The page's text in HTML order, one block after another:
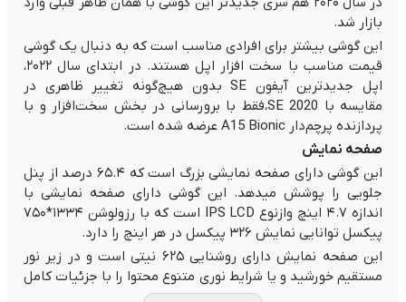
بازار شد.
این گوشی بیشتر برای افرادی مناسب است که به دنبال یک گوشی
قیمت مناسب با سخت افزار اپل هستند. در ابتدای سال ۲۰۲۲،
اپل جدیدترین آیفون SE بدون هیچ‌گونه تغییر ظاهری در
مقایسه با SE 2020،فقط با برورسانی در بخش سخت‌افزار و با
پردازنده پرچم‌دار A15 Bionic عرضه شده است.
صفحه نمایش
این گوشی دارای صفحه نمایشی بزرگ است که ۶۵.۴ درصد از پنل
جلویی را پوشش میدهد. این گوشی دارای صفحه نمایشی با
اندازه ۴.۷ اینچ وازنوع IPS LCD است که با رزولوشن ۱۳۳۴*۷۵۰
پیکسل توانایی نمایش ۳۲۶ پیکسل در هر اینچ را دارد.
این صفحه نمایش دارای روشنایی ۶۲۵ نیتی است و در زیر نور
مستقیم خورشید و یا شرایط نوری متنوع محتوا را با جزئیات کامل
نمایش میدهد اما هنگام اجرای دستی حداکثرمیزان این روشنایی